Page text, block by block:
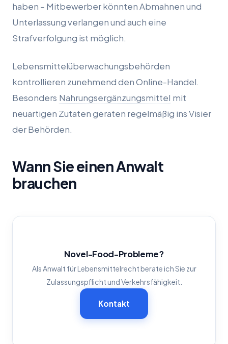
haben – Mitbewerber könnten Abmahnen und
Unterlassung verlangen und auch eine
Strafverfolgung ist möglich.
Lebensmittelüberwachungsbehörden
kontrollieren zunehmend den Online-Handel.
Besonders Nahrungsergänzungsmittel mit
neuartigen Zutaten geraten regelmäßig ins Visier
der Behörden.
Wann Sie einen Anwalt
brauchen
Novel-Food-Probleme?
Als Anwalt für Lebensmittelrecht berate ich Sie zur
Zulassungspflicht und Verkehrsfähigkeit.
Kontakt